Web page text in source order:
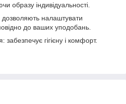
образу індивідуальності.
дозволяють налаштувати
до ваших уподобань.
гігієну і комфорт.